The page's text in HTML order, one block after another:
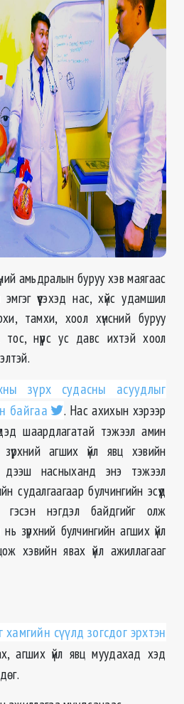
амьдралын буруу хэв маягаас
үүсэхэд нас, хүйс удамшил
тамхи, хоол хүнсний буруу
тос, нүүрс ус давс ихтэй хоол
зүрх судасны асуудлыг
байгаа
. Нас ахихын хэрээр
шаардлагатай тэжээл амин
агших үйл явц хэвийн
дээш насныханд энэ тэжээл
судалгаагаар булчингийн эсүүд
нэгдэл байдгийг олж
зүрхний булчингийн агших үйл
хэвийн явах үйл ажиллагааг
сүүлд зогсдог эрхтэн
агших үйл явц муудахад хэд